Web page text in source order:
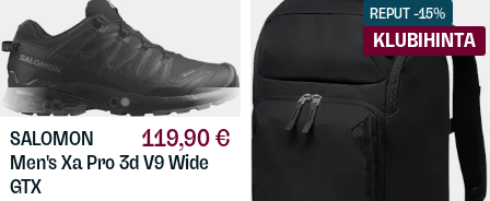
119,90 €
SALOMON
Men's Xa Pro 3d V9 Wide
GTX
REPUT -15%
KLUBIHINTA